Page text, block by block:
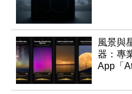
風景與
器：專
App「